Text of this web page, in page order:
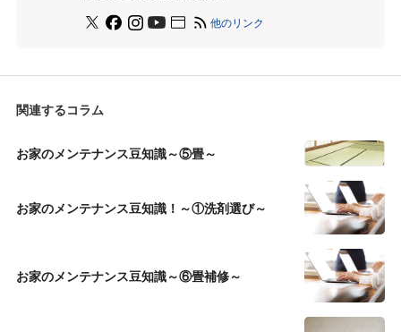
他のリンク
関連するコラム
お家のメンテナンス豆知識～⑤畳～
お家のメンテナンス豆知識！～①洗剤選び～
お家のメンテナンス豆知識～⑥畳補修～